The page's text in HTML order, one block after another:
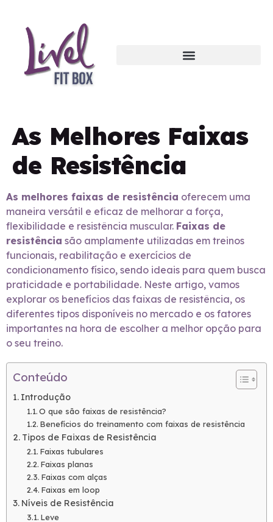
As Melhores Faixas
de Resistência
As melhores faixas de resistência oferecem uma
maneira versátil e eficaz de melhorar a força,
flexibilidade e resistência muscular. Faixas de
resistência são amplamente utilizadas em treinos
funcionais, reabilitação e exercícios de
condicionamento físico, sendo ideais para quem busca
praticidade e portabilidade. Neste artigo, vamos
explorar os benefícios das faixas de resistência, os
diferentes tipos disponíveis no mercado e os fatores
importantes na hora de escolher a melhor opção para
o seu treino.
Conteúdo
Introdução
O que são faixas de resistência?
Benefícios do treinamento com faixas de resistência
Tipos de Faixas de Resistência
Faixas tubulares
Faixas planas
Faixas com alças
Faixas em loop
Níveis de Resistência
Leve